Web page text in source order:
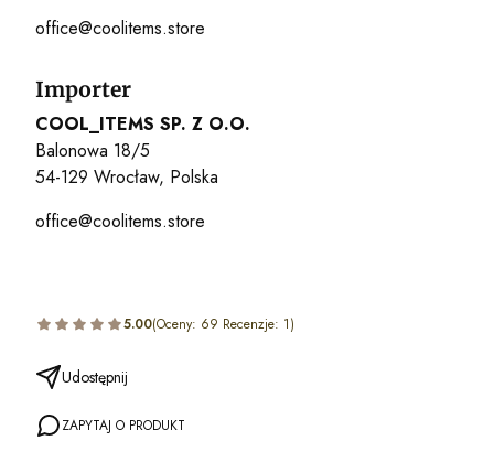
office@coolitems.store
Importer
COOL_ITEMS SP. Z O.O.
Balonowa 18/5
54-129 Wrocław, Polska
office@coolitems.store
5.00(Oceny: 69 Recenzje: 1)
Udostępnij
ZAPYTAJ O PRODUKT